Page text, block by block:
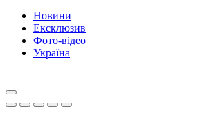
Новини
Ексклюзив
Фото-відео
Україна